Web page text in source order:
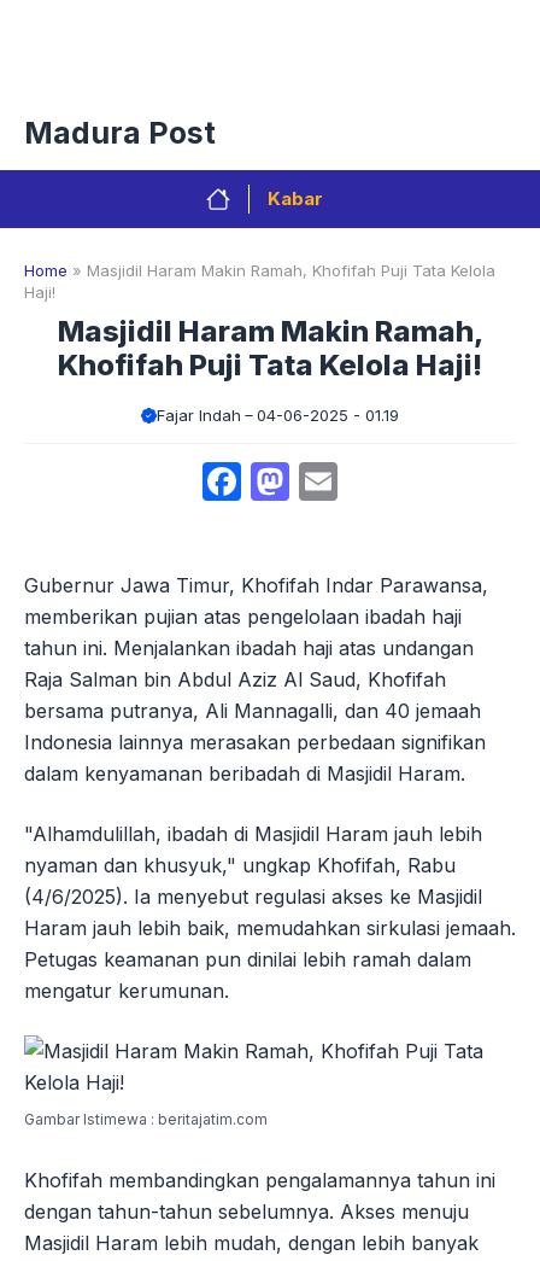
Madura Post
Kabar
Home » Masjidil Haram Makin Ramah, Khofifah Puji Tata Kelola
Haji!
Masjidil Haram Makin Ramah,
Khofifah Puji Tata Kelola Haji!
Fajar Indah 04-06-2025 - 01.19
Facebook
Mastodon
Gubernur Jawa Timur, Khofifah Indar Parawansa,
memberikan pujian atas pengelolaan ibadah haji
tahun ini. Menjalankan ibadah haji atas undangan
Raja Salman bin Abdul Aziz Al Saud, Khofifah
bersama putranya, Ali Mannagalli, dan 40 jemaah
Indonesia lainnya merasakan perbedaan signifikan
dalam kenyamanan beribadah di Masjidil Haram.
"Alhamdulillah, ibadah di Masjidil Haram jauh lebih
nyaman dan khusyuk," ungkap Khofifah, Rabu
(4/6/2025). Ia menyebut regulasi akses ke Masjidil
Haram jauh lebih baik, memudahkan sirkulasi jemaah.
Petugas keamanan pun dinilai lebih ramah dalam
mengatur kerumunan.
Gambar Istimewa : beritajatim.com
Khofifah membandingkan pengalamannya tahun ini
dengan tahun-tahun sebelumnya. Akses menuju
Masjidil Haram lebih mudah, dengan lebih banyak